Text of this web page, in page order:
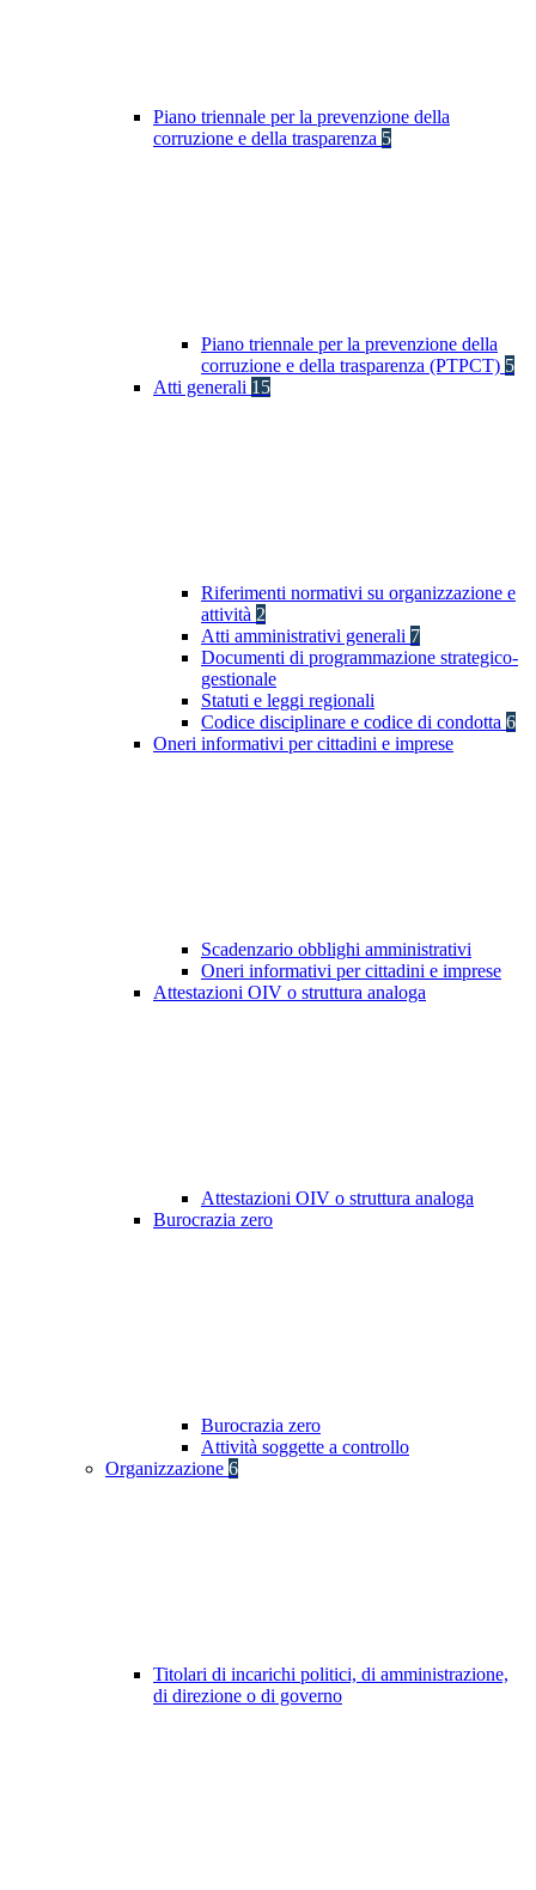
Piano triennale per la prevenzione della
corruzione e della trasparenza 5
Piano triennale per la prevenzione della
corruzione e della trasparenza (PTPCT) 5
Atti generali 15
Riferimenti normativi su organizzazione e
attività 2
Atti amministrativi generali 7
Documenti di programmazione strategico-
gestionale
Statuti e leggi regionali
Codice disciplinare e codice di condotta 6
Oneri informativi per cittadini e imprese
Scadenzario obblighi amministrativi
Oneri informativi per cittadini e imprese
Attestazioni OIV o struttura analoga
Attestazioni OIV o struttura analoga
Burocrazia zero
Burocrazia zero
Attività soggette a controllo
Organizzazione 6
Titolari di incarichi politici, di amministrazione,
di direzione o di governo